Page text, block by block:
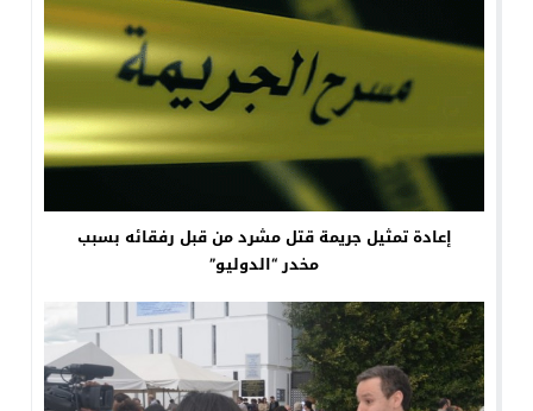
إعادة تمثيل جريمة قتل مشرد من قبل رفقائه بسبب
مخدر “الدوليو”